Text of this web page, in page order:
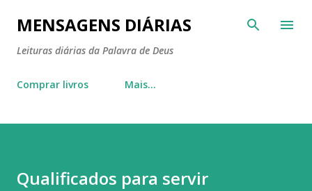
Pular para o conteúdo principal
MENSAGENS DIÁRIAS
Leituras diárias da Palavra de Deus
Comprar livros Mais…
Qualificados para servir